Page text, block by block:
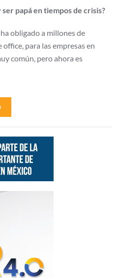
papá en tiempos de crisis?
obligado a millones de
para las empresas en
común, pero ahora es